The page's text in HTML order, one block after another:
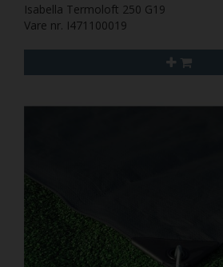
Isabella Termoloft 250 G19
Vare nr. I471100019